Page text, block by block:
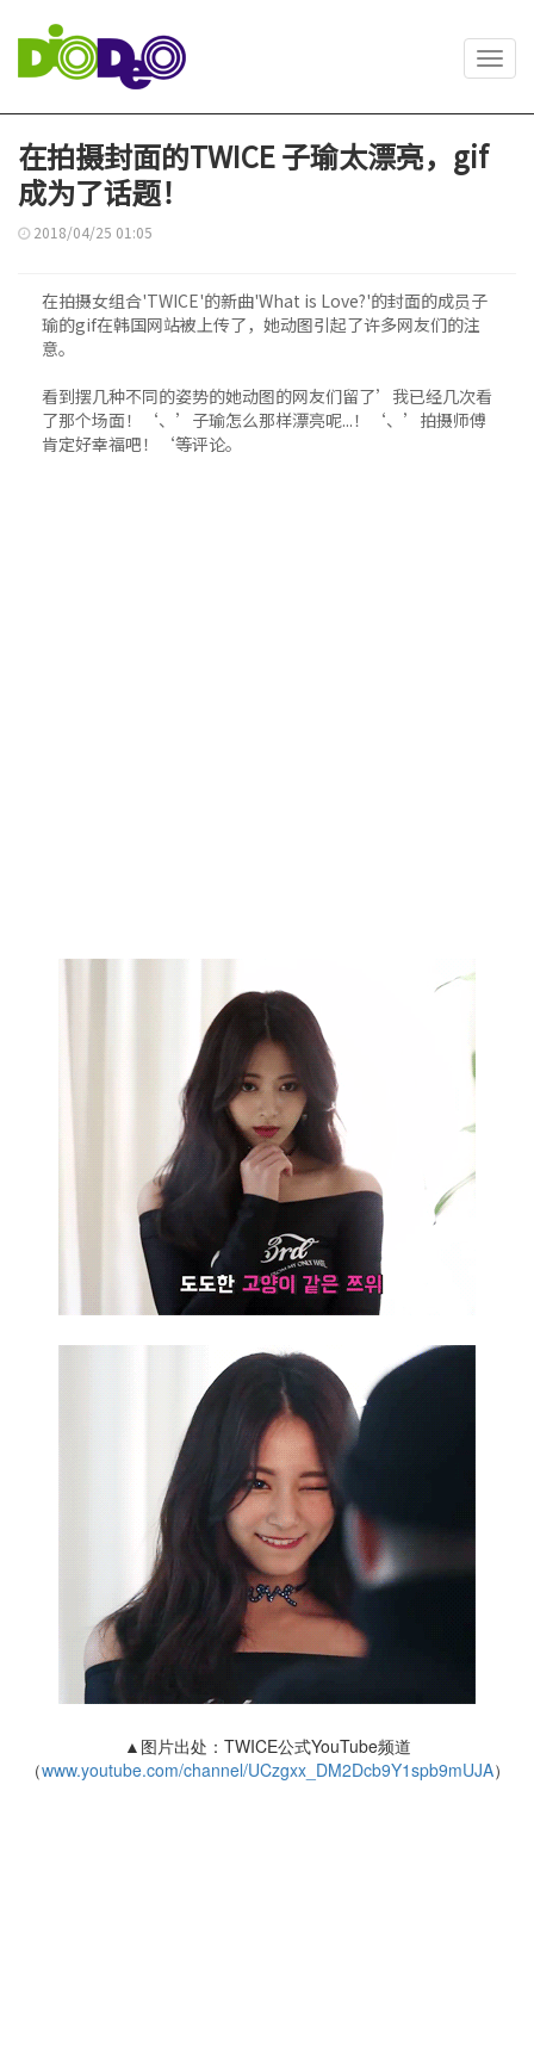
在拍摄封面的TWICE 子瑜太漂亮，gif
成为了话题！
2018/04/25 01:05
在拍摄女组合'TWICE'的新曲'What is Love?'的封面的成员子
瑜的gif在韩国网站被上传了，她动图引起了许多网友们的注
意。
看到摆几种不同的姿势的她动图的网友们留了’我已经几次看
了那个场面！‘、’子瑜怎么那样漂亮呢...！‘、’拍摄师傅
肯定好幸福吧！‘等评论。
▲图片出处：TWICE公式YouTube频道
（www.youtube.com/channel/UCzgxx_DM2Dcb9Y1spb9mUJA）